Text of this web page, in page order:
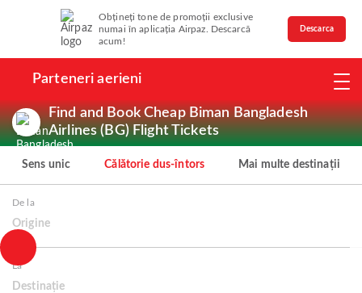
Obțineți tone de promoții exclusive
numai în aplicația Airpaz. Descarcă
acum!
Descarca
Parteneri aerieni
Find and Book Cheap Biman Bangladesh
Airlines (BG) Flight Tickets
Sens unic Călătorie dus-întors Mai multe destinații
De la
Origine
La
Destinație